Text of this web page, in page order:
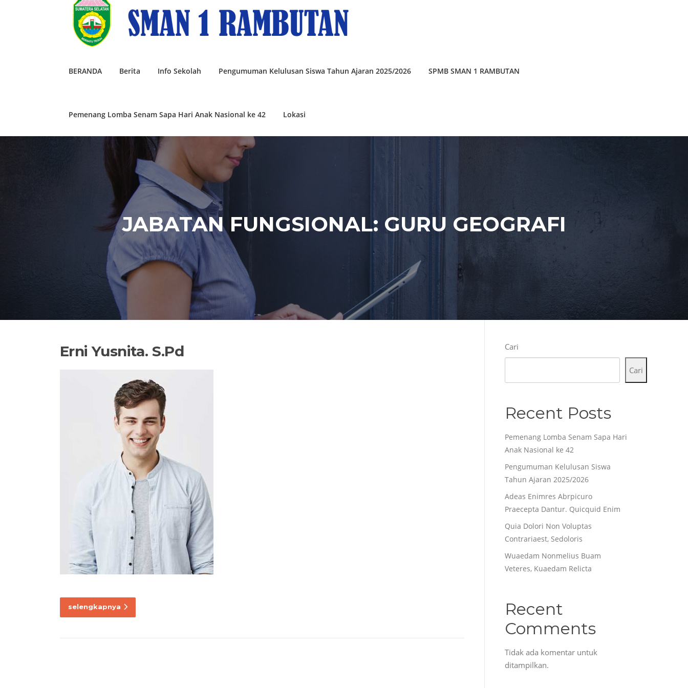
BERANDA Berita Info Sekolah Pengumuman Kelulusan Siswa Tahun Ajaran 2025/2026 SPMB SMAN 1 RAMBUTAN
Pemenang Lomba Senam Sapa Hari Anak Nasional ke 42 Lokasi
JABATAN FUNGSIONAL: GURU GEOGRAFI
Erni Yusnita. S.Pd
selengkapnya
Cari
Cari
Recent Posts
Pemenang Lomba Senam Sapa Hari
Anak Nasional ke 42
Pengumuman Kelulusan Siswa
Tahun Ajaran 2025/2026
Adeas Enimres Abrpicuro
Praecepta Dantur. Quicquid Enim
Quia Dolori Non Voluptas
Contrariaest, Sedoloris
Wuaedam Nonmelius Buam
Veteres, Kuaedam Relicta
Recent
Comments
Tidak ada komentar untuk
ditampilkan.